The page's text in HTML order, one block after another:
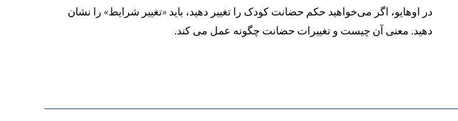
در اوهایو، اگر می‌خواهید حکم حضانت کودک را تغییر دهید، باید «تغییر شرایط» را نشان
دهید. معنی آن چیست و تغییرات حضانت چگونه عمل می کند.
prs/%D9%85%D9%88%D8%B6%D9%88%D8%B9/